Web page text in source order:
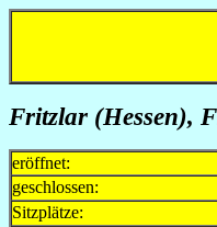
Fritzlar (Hessen),
eröffnet:
geschlossen:
Sitzplätze: